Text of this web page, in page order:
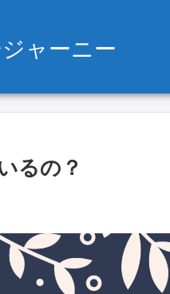
ャーニー
るの？